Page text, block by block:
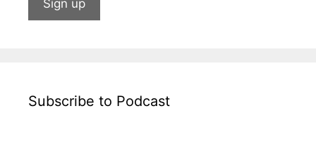
Subscribe to Podcast